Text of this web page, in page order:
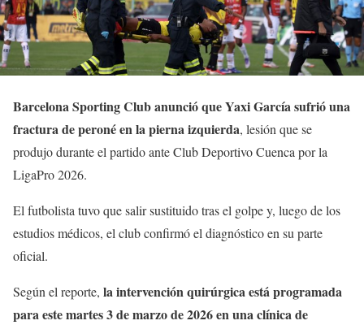
Barcelona Sporting Club anunció que Yaxi García sufrió una
fractura de peroné en la pierna izquierda, lesión que se
produjo durante el partido ante Club Deportivo Cuenca por la
LigaPro 2026.
El futbolista tuvo que salir sustituido tras el golpe y, luego de los
estudios médicos, el club confirmó el diagnóstico en su parte
oficial.
Según el reporte, la intervención quirúrgica está programada
para este martes 3 de marzo de 2026 en una clínica de